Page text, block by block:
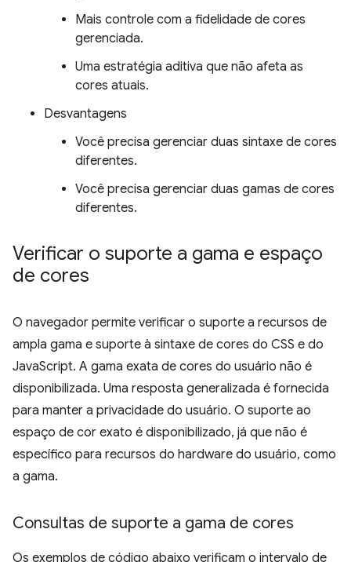
Mais controle com a fidelidade de cores
gerenciada.
Uma estratégia aditiva que não afeta as
cores atuais.
Desvantagens
Você precisa gerenciar duas sintaxe de cores
diferentes.
Você precisa gerenciar duas gamas de cores
diferentes.
Verificar o suporte a gama e espaço
de cores
O navegador permite verificar o suporte a recursos de
ampla gama e suporte à sintaxe de cores do CSS e do
JavaScript. A gama exata de cores do usuário não é
disponibilizada. Uma resposta generalizada é fornecida
para manter a privacidade do usuário. O suporte ao
espaço de cor exato é disponibilizado, já que não é
específico para recursos do hardware do usuário, como
a gama.
Consultas de suporte a gama de cores
Os exemplos de código abaixo verificam o intervalo de